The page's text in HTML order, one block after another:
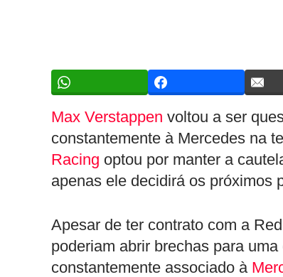
Max Verstappen voltou a ser
constantemente à Mercedes na
Racing optou por manter a
apenas ele decidirá os próximos
Apesar de ter contrato com a
poderiam abrir brechas para
constantemente associado à